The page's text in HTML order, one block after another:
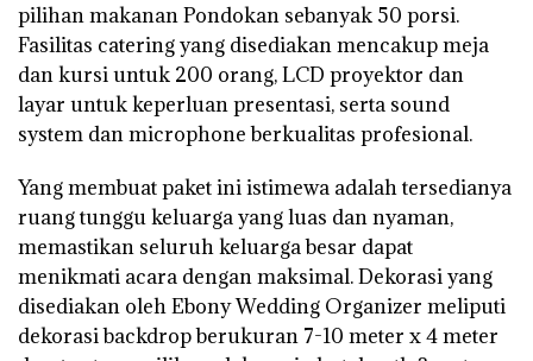
pilihan makanan Pondokan sebanyak 50 porsi.
Fasilitas catering yang disediakan mencakup meja
dan kursi untuk 200 orang, LCD proyektor dan
layar untuk keperluan presentasi, serta sound
system dan microphone berkualitas profesional.
Yang membuat paket ini istimewa adalah tersedianya
ruang tunggu keluarga yang luas dan nyaman,
memastikan seluruh keluarga besar dapat
menikmati acara dengan maksimal. Dekorasi yang
disediakan oleh Ebony Wedding Organizer meliputi
dekorasi backdrop berukuran 7-10 meter x 4 meter